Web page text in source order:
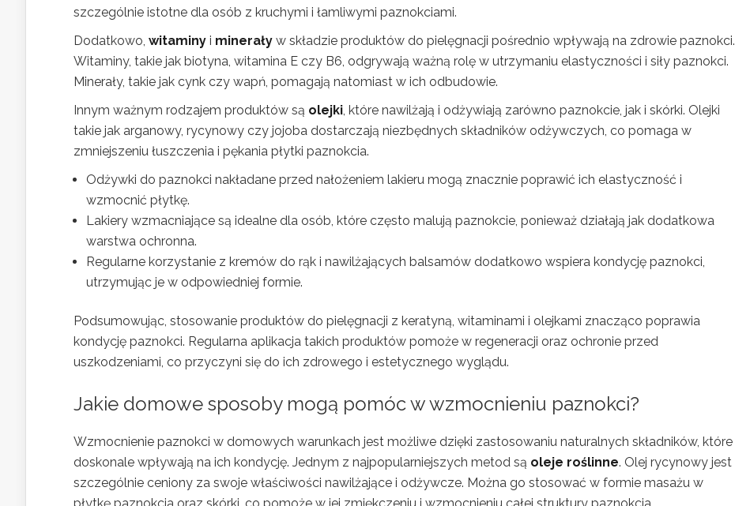
szczególnie istotne dla osób z kruchymi i łamliwymi paznokciami.
Dodatkowo, witaminy i minerały w składzie produktów do pielęgnacji pośrednio wpływają na zdrowie paznokci.
Witaminy, takie jak biotyna, witamina E czy B6, odgrywają ważną rolę w utrzymaniu elastyczności i siły paznokci.
Minerały, takie jak cynk czy wapń, pomagają natomiast w ich odbudowie.
Innym ważnym rodzajem produktów są olejki , które nawilżają i odżywiają zarówno paznokcie, jak i skórki. Olejki
takie jak arganowy, rycynowy czy jojoba dostarczają niezbędnych składników odżywczych, co pomaga w
zmniejszeniu łuszczenia i pękania płytki paznokcia.
Odżywki do paznokci nakładane przed nałożeniem lakieru mogą znacznie poprawić ich elastyczność i
wzmocnić płytkę.
Lakiery wzmacniające są idealne dla osób, które często malują paznokcie, ponieważ działają jak dodatkowa
warstwa ochronna.
Regularne korzystanie z kremów do rąk i nawilżających balsamów dodatkowo wspiera kondycję paznokci,
utrzymując je w odpowiedniej formie.
Podsumowując, stosowanie produktów do pielęgnacji z keratyną, witaminami i olejkami znacząco poprawia
kondycję paznokci. Regularna aplikacja takich produktów pomoże w regeneracji oraz ochronie przed
uszkodzeniami, co przyczyni się do ich zdrowego i estetycznego wyglądu.
Jakie domowe sposoby mogą pomóc w wzmocnieniu paznokci?
Wzmocnienie paznokci w domowych warunkach jest możliwe dzięki zastosowaniu naturalnych składników, które
doskonale wpływają na ich kondycję. Jednym z najpopularniejszych metod są oleje roślinne. Olej rycynowy jest
szczególnie ceniony za swoje właściwości nawilżające i odżywcze. Można go stosować w formie masażu w
płytkę paznokcia oraz skórki, co pomoże w jej zmiękczeniu i wzmocnieniu całej struktury paznokcia.